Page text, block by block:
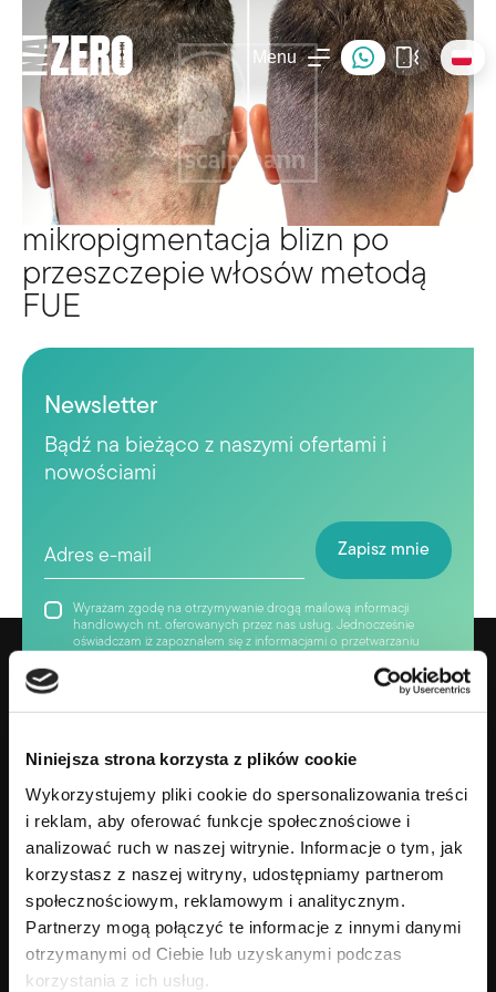
Niniejsza strona korzysta z plików cookie
Wykorzystujemy pliki cookie do spersonalizowania treści
i reklam, aby oferować funkcje społecznościowe i
analizować ruch w naszej witrynie. Informacje o tym, jak
korzystasz z naszej witryny, udostępniamy partnerom
społecznościowym, reklamowym i analitycznym.
Partnerzy mogą połączyć te informacje z innymi danymi
otrzymanymi od Ciebie lub uzyskanymi podczas
korzystania z ich usług.
Menu
mikropigmentacja blizn po
przeszczepie włosów metodą
FUE
Newsletter
Bądź na bieżąco z naszymi ofertami i
nowościami
Wyrażam zgodę na otrzymywanie drogą mailową informacji
handlowych nt. oferowanych przez nas usług. Jednocześnie
oświadczam iż zapoznałem się z informacjami o przetwarzaniu
„newsletter”.owych w celu realizacji usługi „newsletter”.
Gotowy na zmianę swojego życia?
+48 690 638 690